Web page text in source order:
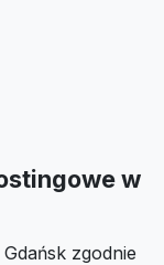
w
zgodnie